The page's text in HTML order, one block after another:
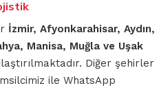
İzmir, Afyonkarahisar, Aydın,
Manisa, Muğla ve Uşak
Diğer şehirler
ile WhatsApp